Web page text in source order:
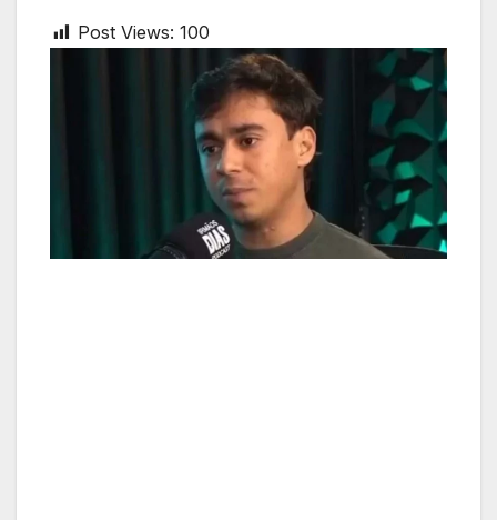
Post Views: 100